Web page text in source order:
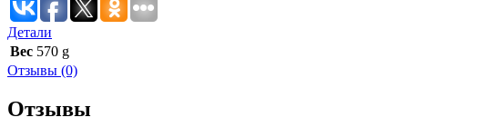
Детали
Вес 570 g
Отзывы (0)
Отзывы